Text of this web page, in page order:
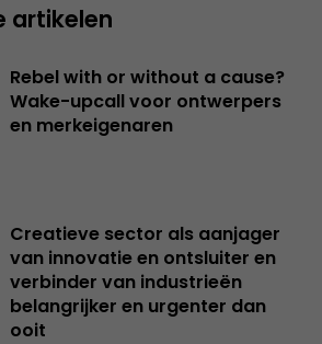
artikelen
Rebel with or without a cause?
Wake-upcall voor ontwerpers
en merkeigenaren
Creatieve sector als aanjager
van innovatie en ontsluiter en
verbinder van industrieën
belangrijker en urgenter dan
ooit